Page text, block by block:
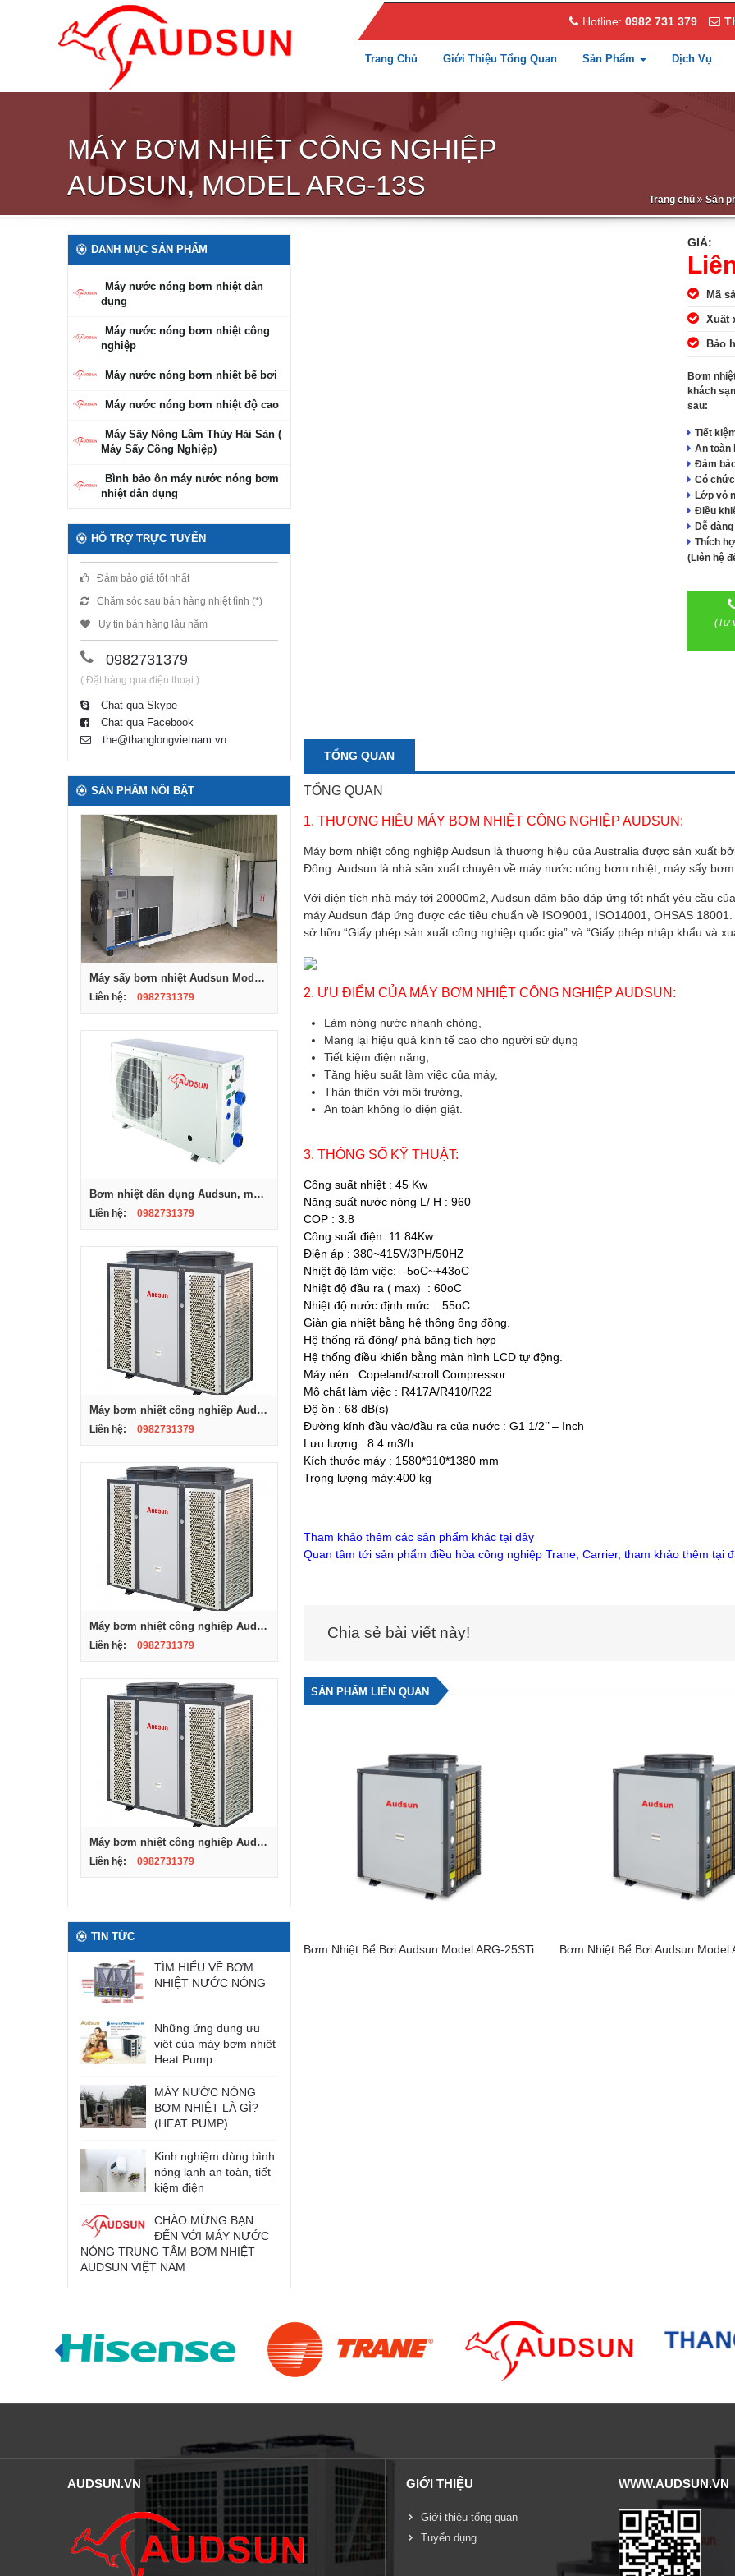
Hotline:0982 731 379
Trang Chủ Giới Thiệu Tổng Quan Sản Phẩm Dịch Vụ
MÁY BƠM NHIỆT CÔNG NGHIỆP
AUDSUN, MODEL ARG-13S
Trang chủ Sản
GIÁ:
Mã
Xuất
Bảo
Bơm
khách
sau:
Tiết
An toàn
Đảm
Có
Lớp vỏ
Điều
Dễ
Thích
(Liên hệ
(Tư
TỔNG QUAN
TỔNG QUAN
1. THƯƠNG HIỆU MÁY BƠM NHIỆT CÔNG NGHIỆP AUDSUN:
Máy bơm nhiệt công nghiệp Audsun là thương hiệu của Australia được sản xuất
Đông. Audsun là nhà sản xuất chuyên về máy nước nóng bơm nhiệt, máy sấy
Với diện tích nhà máy tới 20000m2, Audsun đảm bảo đáp ứng tốt nhất yêu cầu
máy Audsun đáp ứng được các tiêu chuẩn về ISO9001, ISO14001, OHSAS
sở hữu “Giấy phép sản xuất công nghiệp quốc gia” và “Giấy phép nhập khẩu và
2. ƯU ĐIỂM CỦA MÁY BƠM NHIỆT CÔNG NGHIỆP AUDSUN:
Làm nóng nước nhanh chóng,
Mang lại hiệu quả kinh tế cao cho người sử dụng
Tiết kiệm điện năng,
Tăng hiệu suất làm việc của máy,
Thân thiện với môi trường,
An toàn không lo điện giật.
3. THÔNG SỐ KỸ THUẬT:
Công suất nhiệt : 45 Kw
Năng suất nước nóng L/ H : 960
COP : 3.8
Công suất điện: 11.84Kw
Điện áp : 380~415V/3PH/50HZ
Nhiệt độ làm việc: -5oC~+43oC
Nhiệt độ đầu ra ( max) : 60oC
Nhiệt độ nước định mức : 55oC
Giàn gia nhiệt bằng hệ thông ống đồng.
Hệ thống rã đông/ phá băng tích hợp
Hệ thống điều khiển bằng màn hình LCD tự động.
Máy nén : Copeland/scroll Compressor
Mô chất làm việc : R417A/R410/R22
Độ ồn : 68 dB(s)
Đường kính đầu vào/đầu ra của nước : G1 1/2’’ – Inch
Lưu lượng : 8.4 m3/h
Kích thước máy : 1580*910*1380 mm
Trọng lượng máy:400 kg
Tham khảo thêm các sản phẩm khác tại đây
Quan tâm tới sản phẩm điều hòa công nghiệp Trane, Carrier, tham khảo thêm tại
Chia sẻ bài viết này!
SẢN PHẨM LIÊN QUAN
Bơm Nhiệt Bể Bơi Audsun Model ARG-25STi Bơm Nhiệt Bể Bơi Audsun Model
DANH MỤC SẢN PHẨM
Máy nước nóng bơm nhiệt dân
dụng
Máy nước nóng bơm nhiệt công
nghiệp
Máy nước nóng bơm nhiệt bể bơi
Máy nước nóng bơm nhiệt độ cao
Máy Sấy Nông Lâm Thủy Hải Sản (
Máy Sấy Công Nghiệp)
Bình bảo ôn máy nước nóng bơm
nhiệt dân dụng
HỖ TRỢ TRỰC TUYẾN
Đảm bảo giá tốt nhất
Chăm sóc sau bán hàng nhiệt tình (*)
Uy tin bán hàng lâu năm
0982731379
( Đặt hàng qua điện thoại )
Chat qua Skype
Chat qua Facebook
the@thanglongvietnam.vn
SẢN PHẨM NỔI BẬT
Máy sấy bơm nhiệt Audsun Model ARG-02D
Liên hệ: 0982731379
Bơm nhiệt dân dụng Audsun, model KF200-X
Liên hệ: 0982731379
Máy bơm nhiệt công nghiệp Audsun, Model ARG -05S
Liên hệ: 0982731379
Máy bơm nhiệt công nghiệp Audsun, Model ARG-07S
Liên hệ: 0982731379
Máy bơm nhiệt công nghiệp Audsun, Model ARG-10S
Liên hệ: 0982731379
TIN TỨC
TÌM HIỂU VỀ BƠM
NHIỆT NƯỚC NÓNG
Những ứng dụng ưu
việt của máy bơm nhiệt
Heat Pump
MÁY NƯỚC NÓNG
BƠM NHIỆT LÀ GÌ?
(HEAT PUMP)
Kinh nghiệm dùng bình
nóng lạnh an toàn, tiết
kiệm điện
CHÀO MỪNG BẠN
ĐẾN VỚI MÁY NƯỚC
NÓNG TRUNG TÂM BƠM NHIỆT
AUDSUN VIỆT NAM
AUDSUN.VN GIỚI THIỆU
Giới thiệu tổng quan
Tuyển dụng
WWW.AUDSUN.VN